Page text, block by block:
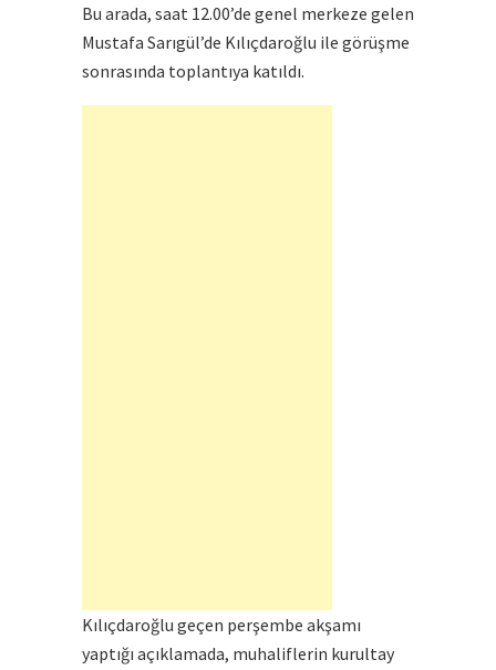
Bu arada, saat 12.00’de genel merkeze gelen
Mustafa Sarıgül’de Kılıçdaroğlu ile görüşme
sonrasında toplantıya katıldı.
Kılıçdaroğlu geçen perşembe akşamı
yaptığı açıklamada, muhaliflerin kurultay